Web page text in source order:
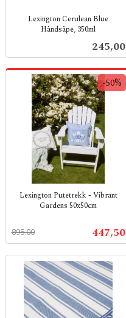
Lexington Cerulean Blue
Håndsåpe, 350ml
Pris
245,00
Lexington Putetrekk - Vibrant
Gardens 50x50cm
Tilbud
447,50
895,00
-50%